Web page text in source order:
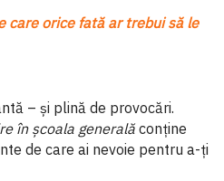
care orice fată ar trebui să le
– și plină de provocări.
în școala generalăconține
de care ai nevoie pentru a-ți